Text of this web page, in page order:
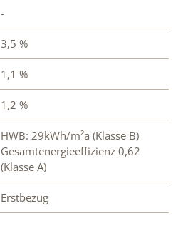
-
3,5 %
1,1 %
1,2 %
HWB: 29kWh/m²a (Klasse B)
Gesamtenergieeffizienz 0,62
(Klasse A)
Erstbezug